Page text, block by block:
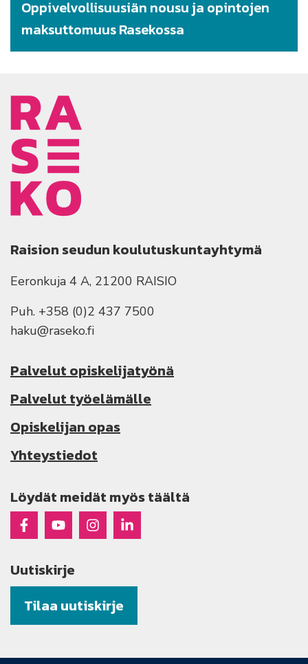
Oppivelvollisuusiän nousu ja opintojen
maksuttomuus Rasekossa
Raision seudun koulutuskuntayhtymä
Eeronkuja 4 A, 21200 RAISIO
Puh. +358 (0)2 437 7500
haku@raseko.fi
Palvelut opiskelijatyönä
Palvelut työelämälle
Opiskelijan opas
Yhteystiedot
Löydät meidät myös täältä
Raseko Facebookissa
Raseko Youtubessa
Raseko Instagramissa
Raseko Linkedinissä
Uutiskirje
Tilaa uutiskirje